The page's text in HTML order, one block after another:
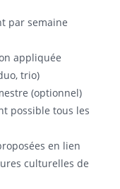
par semaine
appliquée
trio)
(optionnel)
possible tous les
en lien
culturelles de